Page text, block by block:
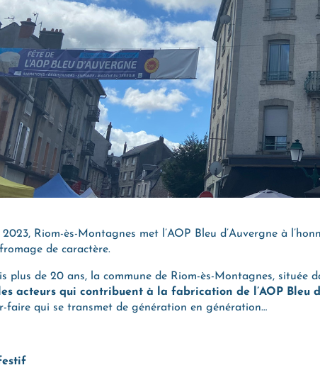
Riom-ès-Montagnes met l’AOP Bleu d’Auvergne à
de caractère.
plus de 20 ans, la commune de Riom-ès-Montagnes,
acteurs qui contribuent à la fabrication de l’AOP Bleu
faire qui se transmet de génération en génération…